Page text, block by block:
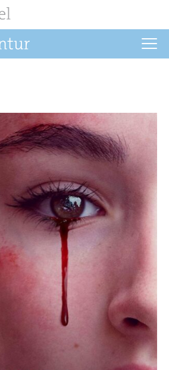
Drehbuch
Regie
Filmrechte
Buchprojekte
Über uns
Kontakt